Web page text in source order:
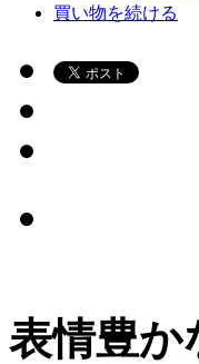
買い物を続ける
表情豊か